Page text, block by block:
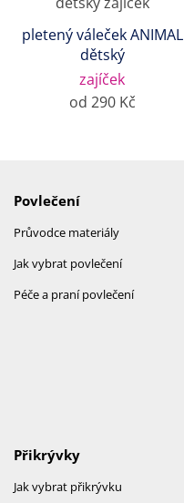
pletený váleček ANIMAL
dětský
zajíček
od 290 Kč
Povlečení
Průvodce materiály
Jak vybrat povlečení
Péče a praní povlečení
Přikrývky
Jak vybrat přikrývku